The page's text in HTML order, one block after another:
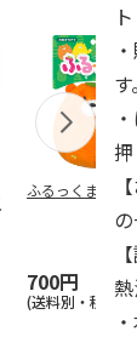
ふるっくま みか
700円
(送料別・税込)
す。